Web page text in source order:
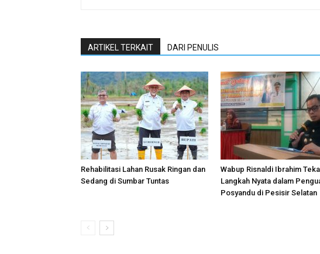
ARTIKEL TERKAIT DARI PENULIS
Rehabilitasi Lahan Rusak Ringan dan
Sedang di Sumbar Tuntas
Wabup Risnaldi Ibrahim
Langkah Nyata dalam
Posyandu di Pesisir Selatan